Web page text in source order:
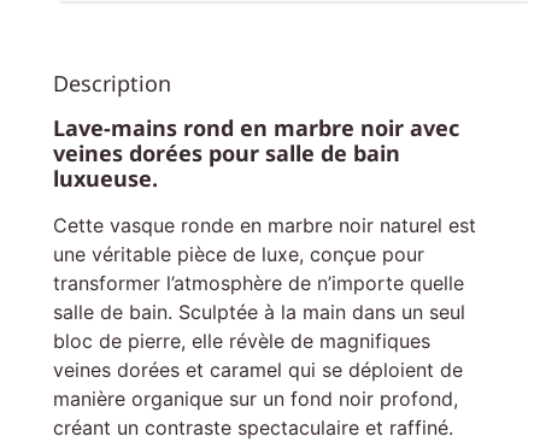
Description
Lave-mains rond en marbre noir avec
veines dorées pour salle de bain
luxueuse.
Cette vasque ronde en marbre noir naturel est
une véritable pièce de luxe, conçue pour
transformer l’atmosphère de n’importe quelle
salle de bain. Sculptée à la main dans un seul
bloc de pierre, elle révèle de magnifiques
veines dorées et caramel qui se déploient de
manière organique sur un fond noir profond,
créant un contraste spectaculaire et raffiné.